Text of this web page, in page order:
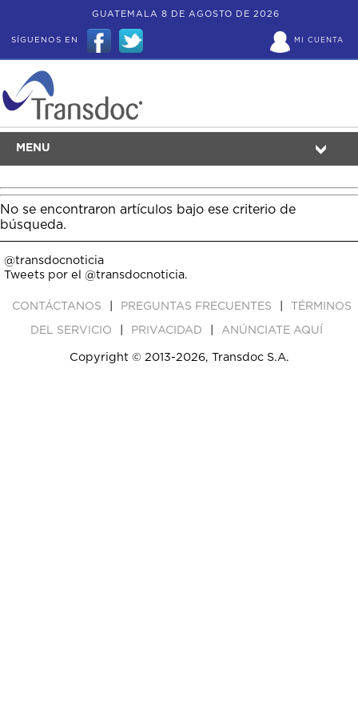
GUATEMALA 8 DE AGOSTO DE 2026
MI CUENTA
SÍGUENOS EN
MENU
No se encontraron artículos bajo ese criterio de
búsqueda.
@transdocnoticia
Tweets por el @transdocnoticia.
CONTÁCTANOS PREGUNTAS FRECUENTES TÉRMINOS
DEL SERVICIO PRIVACIDAD ANÚNCIATE AQUÍ
Copyright © 2013-2026, Transdoc S.A.